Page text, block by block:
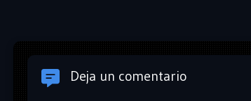
Deja un comentario